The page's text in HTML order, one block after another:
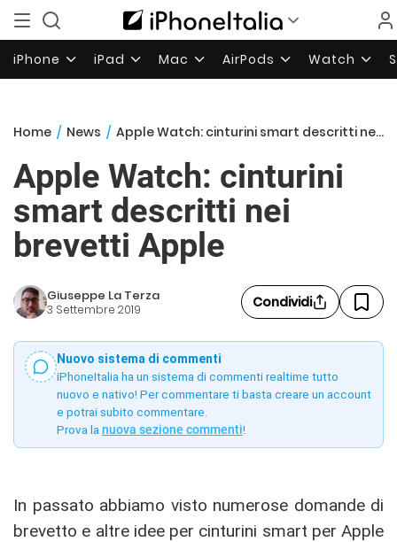
iPhone iPad Mac AirPods Watch
Home / News / Apple Watch: cinturini smart descritti nei brevetti Apple
Apple Watch: cinturini
smart descritti nei
brevetti Apple
Giuseppe La Terza
3 Settembre 2019 Condividi
Nuovo sistema di commenti
iPhoneItalia ha un sistema di commenti realtime tutto
nuovo e nativo! Per commentare ti basta creare un account
e potrai subito commentare.
Prova la nuova sezione commenti!
In passato abbiamo visto numerose domande di
brevetto e altre idee per cinturini smart per Apple